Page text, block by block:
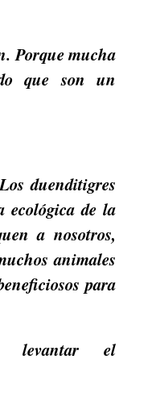
Porque mucha
que son un
duenditigres
ecológica de la
a nosotros,
animales
para
el